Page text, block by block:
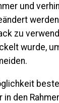
und
zu
wurde,
in den